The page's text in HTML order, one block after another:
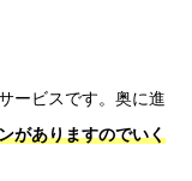
ービスです。奥に進
がありますのでいく